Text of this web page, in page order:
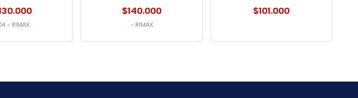
- RIMAX
$140.000
- RIMAX
$101.000